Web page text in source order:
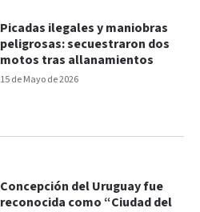
15 de Mayo de 2026
Picadas ilegales y maniobras
peligrosas: secuestraron dos
motos tras allanamientos
Concepción del Uruguay fue
reconocida como “Ciudad del